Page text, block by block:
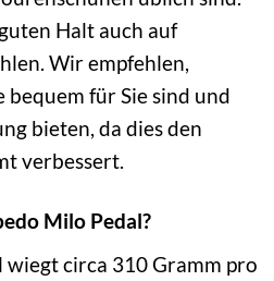
Halt auch auf
Wir empfehlen,
bequem für Sie sind und
bieten, da dies den
verbessert.
Milo Pedal?
wiegt circa 310 Gramm pro